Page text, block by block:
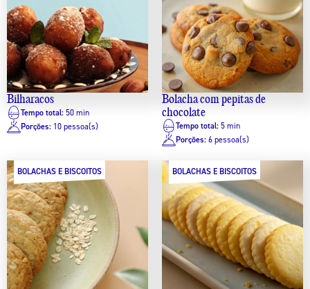
Bilharacos
Tempo total: 50 min
Porções: 10 pessoa(s)
Bolacha com pepitas de
chocolate
Tempo total: 5 min
Porções: 6 pessoa(s)
BOLACHAS E BISCOITOS BOLACHAS E BISCOITOS